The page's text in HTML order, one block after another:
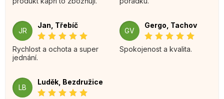
JR
Jan, Třebíč
Rychlost a ochota a super
jednání.
GV
Gergo, Tachov
Spokojenost a kvalita.
LB
Luděk, Bezdružice